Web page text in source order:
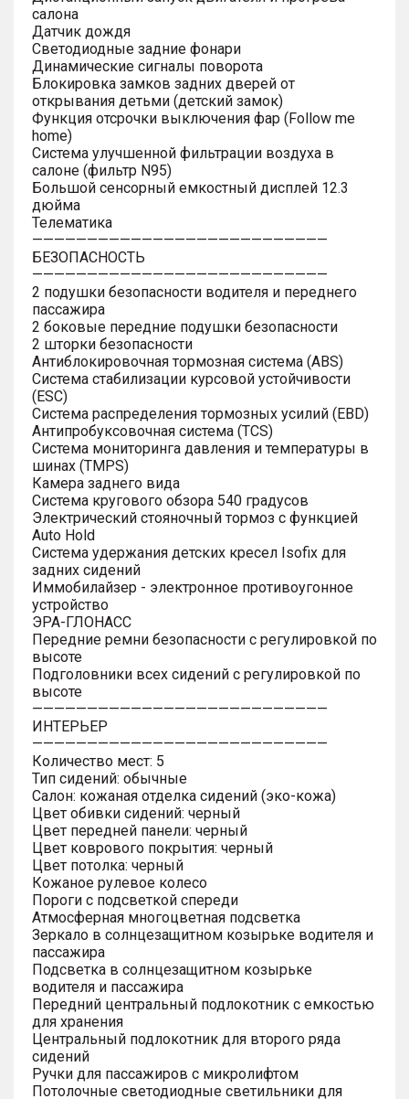
салона
Датчик дождя
Светодиодные задние фонари
Динамические сигналы поворота
Блокировка замков задних дверей от
открывания детьми (детский замок)
Функция отсрочки выключения фар (Follow me
home)
Система улучшенной фильтрации воздуха в
салоне (фильтр N95)
Большой сенсорный емкостный дисплей 12.3
дюйма
Телематика
———————————————————————————
БЕЗОПАСНОСТЬ
———————————————————————————
2 подушки безопасности водителя и переднего
пассажира
2 боковые передние подушки безопасности
2 шторки безопасности
Антиблокировочная тормозная система (ABS)
Система стабилизации курсовой устойчивости
(ESC)
Система распределения тормозных усилий (EBD)
Антипробуксовочная система (TCS)
Система мониторинга давления и температуры в
шинах (TMPS)
Камера заднего вида
Система кругового обзора 540 градусов
Электрический стояночный тормоз с функцией
Auto Hold
Система удержания детских кресел Isofix для
задних сидений
Иммобилайзер - электронное противоугонное
устройство
ЭРА-ГЛОНАСС
Передние ремни безопасности с регулировкой по
высоте
Подголовники всех сидений с регулировкой по
высоте
———————————————————————————
ИНТЕРЬЕР
———————————————————————————
Количество мест: 5
Тип сидений: обычные
Салон: кожаная отделка сидений (эко-кожа)
Цвет обивки сидений: черный
Цвет передней панели: черный
Цвет коврового покрытия: черный
Цвет потолка: черный
Кожаное рулевое колесо
Пороги с подсветкой спереди
Атмосферная многоцветная подсветка
Зеркало в солнцезащитном козырьке водителя и
пассажира
Подсветка в солнцезащитном козырьке
водителя и пассажира
Передний центральный подлокотник с емкостью
для хранения
Центральный подлокотник для второго ряда
сидений
Ручки для пассажиров с микролифтом
Потолочные светодиодные светильники для